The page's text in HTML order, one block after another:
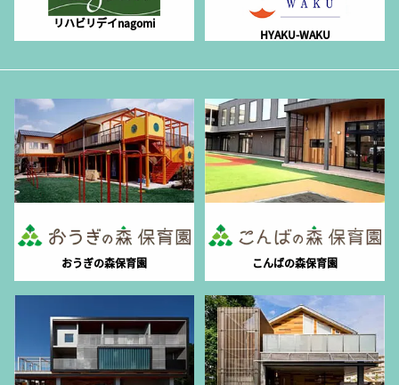
リハビリデイnagomi
HYAKU-WAKU
おうぎの森保育園 こんばの森保育園